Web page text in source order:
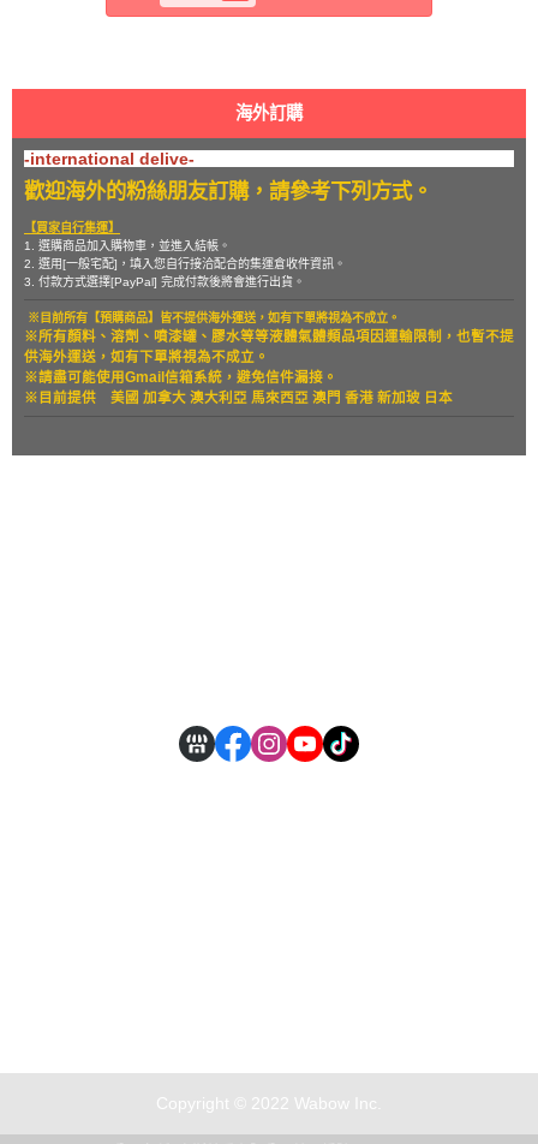
海外訂購
-international delive-
歡迎海外的粉絲朋友訂購，請參考下列方式。
【買家自行集運】
1. 選購商品加入購物車，並進入結帳。
2. 選用[一般宅配]，填入您自行接洽配合的集運倉收件資訊。
3. 付款方式選擇[PayPal] 完成付款後將會進行出貨。
※目前所有【預購商品】皆不提供海外運送，如有下單將視為不成立。
※所有顏料、溶劑、噴漆罐、膠水等等液體氣體類品項因運輸限制，也暫不提
供海外運送，如有下單將視為不成立。
※請盡可能使用Gmail信箱系統，避免信件漏接。
※目前提供 美國 加拿大 澳大利亞 馬來西亞 澳門 香港 新加玻 日本
Copyright © 2022 Wabow Inc.